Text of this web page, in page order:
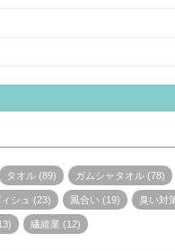
タオル (89) ガムシャタオル (78)
シュ (23) 風合い (19) 臭い対
繊維業 (12)